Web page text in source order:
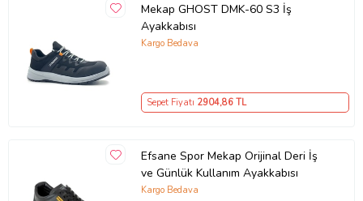
Mekap GHOST DMK-60 S3 İş
Ayakkabısı
Kargo Bedava
Sepet Fiyatı 2904,86 TL
Efsane Spor Mekap Orijinal Deri İş
ve Günlük Kullanım Ayakkabısı
Kargo Bedava